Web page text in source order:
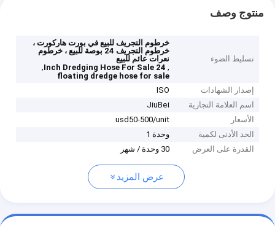
منتوج وصف
تسليط الضوء
خرطوم التجريف للبيع في بورت هاركورت ،
خرطوم التجريف 24 بوصة للبيع ، خرطوم
نعرات عائم للبيع
,
24 Inch Dredging Hose For Sale
,
floating dredge hose for sale
إصدار الشهادات
ISO
اسم العلامة التجارية
JiuBei
الأسعار
usd50-500/unit
الحد الأدنى لكمية
وحدة 1
القدرة على العرض
30 وحدة / شهر
عرض المزيد